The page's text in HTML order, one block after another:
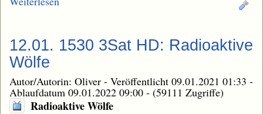
12.01. 1530 3Sat HD: Radioaktive
Wölfe
Autor/Autorin: Oliver - Veröffentlicht 09.01.2021 01:33 -
Ablaufdatum 09.01.2022 09:00 - (59111 Zugriffe)
Radioaktive Wölfe